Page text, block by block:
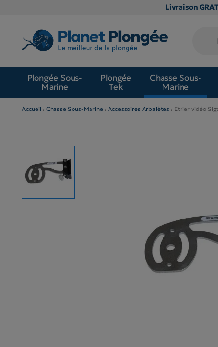
Livraison
Plongée Sous-
Marine
Plongée
Tek
Chasse Sous-
Marine
Accueil Chasse Sous-Marine Accessoires Arbalètes Etrier vidéo